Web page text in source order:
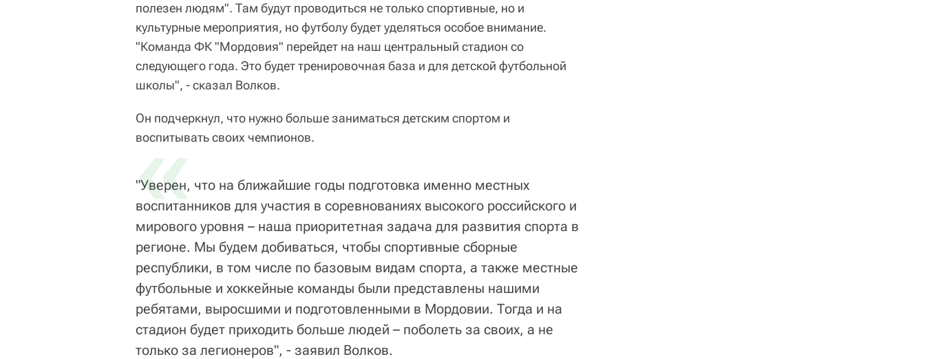
полезен людям". Там будут проводиться не только спортивные, но и
культурные мероприятия, но футболу будет уделяться особое внимание.
"Команда ФК "Мордовия" перейдет на наш центральный стадион со
следующего года. Это будет тренировочная база и для детской футбольной
школы", - сказал Волков.
Он подчеркнул, что нужно больше заниматься детским спортом и
воспитывать своих чемпионов.
«
"Уверен, что на ближайшие годы подготовка именно местных
воспитанников для участия в соревнованиях высокого российского и
мирового уровня – наша приоритетная задача для развития спорта в
регионе. Мы будем добиваться, чтобы спортивные сборные
республики, в том числе по базовым видам спорта, а также местные
футбольные и хоккейные команды были представлены нашими
ребятами, выросшими и подготовленными в Мордовии. Тогда и на
стадион будет приходить больше людей – поболеть за своих, а не
только за легионеров", - заявил Волков.